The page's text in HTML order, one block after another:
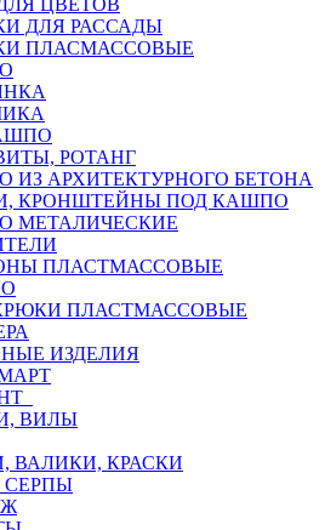
ЦВЕТОВ
ДЛЯ РАССАДЫ
ПЛАСМАССОВЫЕ
РОТАНГ
ИЗ АРХИТЕКТУРНОГО БЕТОНА
КРОНШТЕЙНЫ ПОД КАШПО
МЕТАЛИЧЕСКИЕ
ПЛАСТМАССОВЫЕ
ПЛАСТМАССОВЫЕ
ИЗДЕЛИЯ
ВИЛЫ
ВАЛИКИ, КРАСКИ
СЕРПЫ